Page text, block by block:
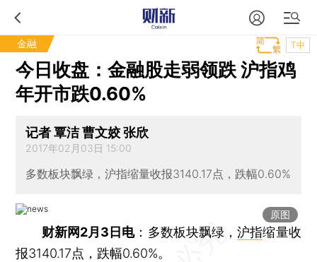
金融 T中
今日收盘：金融股走弱领跌 沪指鸡
年开市跌0.60%
记者 覃洁 曹文姣 张欣
2017年02月03日 15:00
多数板块飘绿，沪指缩量收报3140.17点，跌幅0.60%
原图
财新网2月3日电：多数板块飘绿，沪指缩量收
报3140.17点，跌幅0.60%。